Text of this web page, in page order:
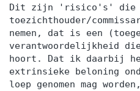
Dit zijn 'risico's' die
toezichthouder/
nemen, dat is een
verantwoordelijkheid
hoort. Dat ik daarbij
extrinsieke beloning
loep genomen mag